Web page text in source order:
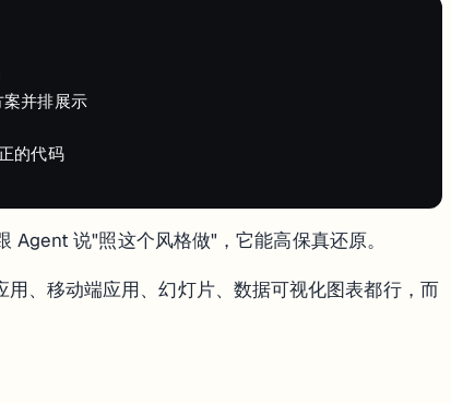
托管的）。
跳转到 Replit 的认证页面，支持 Google、GitHub 等社交登录。
级别够用。
自动创建 Checkpoint（底层是 Git commit）。
并排展示
的代码
Agent 说"照这个风格做"，它能高保真还原。
、移动端应用、幻灯片、数据可视化图表都行，而